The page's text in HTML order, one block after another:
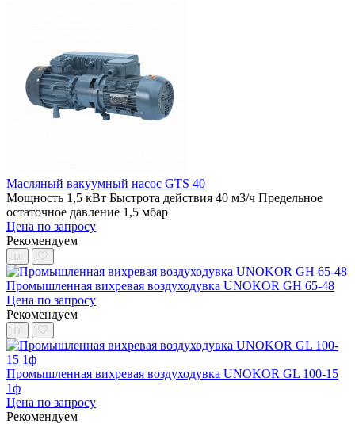
Масляный вакуумный насос GTS 40
Мощность 1,5 кВт Быстрота действия 40 м3/ч Предельное
остаточное давление 1,5 мбар
Цена по запросу
Рекомендуем
Промышленная вихревая воздуходувка UNOKOR GH 65-48
Цена по запросу
Рекомендуем
Промышленная вихревая воздуходувка UNOKOR GL 100-15
1ф
Цена по запросу
Рекомендуем